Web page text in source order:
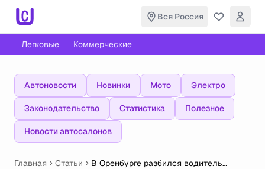
Вся Россия
Легковые Коммерческие
Автоновости Новинки Мото Электро
Законодательство Статистика Полезное
Новости автосалонов
Главная Статьи
В Оренбурге разбился водитель